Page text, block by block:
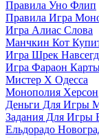
Правила Уно Флип
Правила Игра
Игра Алиас Слова
Манчкин Кот
Игра Шрек
Игра Фараон
Мистер Х Одесса
Монополия Херсон
Деньги Для Игры
Задания Для Игры
Ельдорадо